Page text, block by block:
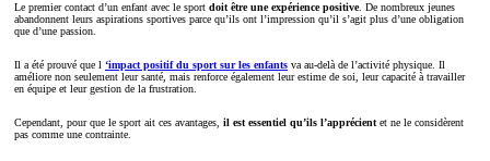
Le premier contact d’un enfant avec le sport doit être une expérience positive. De nombreux jeunes
abandonnent leurs aspirations sportives parce qu’ils ont l’impression qu’il s’agit plus d’une obligation
que d’une passion.
Il a été prouvé que l ‘impact positif du sport sur les enfants va au-delà de l’activité physique. Il
améliore non seulement leur santé, mais renforce également leur estime de soi, leur capacité à travailler
en équipe et leur gestion de la frustration.
Cependant, pour que le sport ait ces avantages, il est essentiel qu’ils l’apprécientet ne le considèrent
pas comme une contrainte.